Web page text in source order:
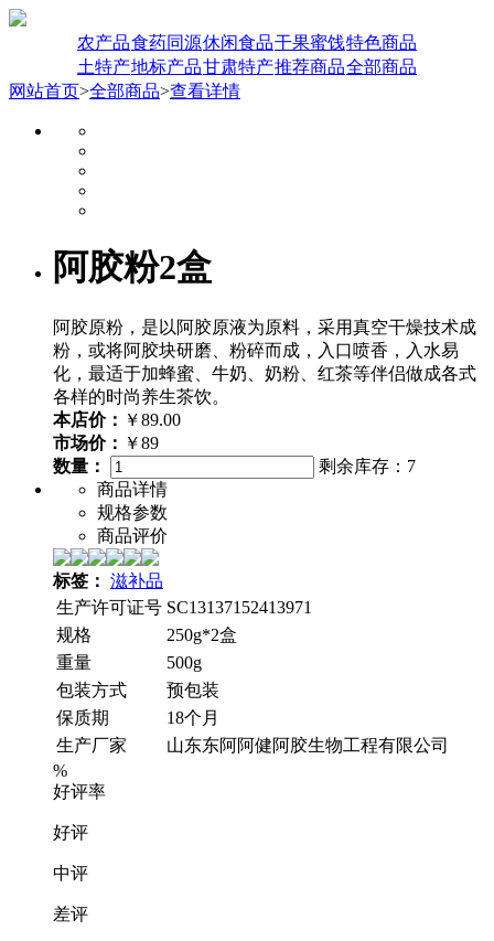
农产品食药同源休闲食品干果蜜饯特色商品
土特产地标产品甘肃特产推荐商品全部商品
网站首页>全部商品>查看详情
阿胶粉2盒
阿胶原粉，是以阿胶原液为原料，采用真空干燥技术成
粉，或将阿胶块研磨、粉碎而成，入口喷香，入水易
化，最适于加蜂蜜、牛奶、奶粉、红茶等伴侣做成各式
各样的时尚养生茶饮。
本店价： ￥89.00
市场价： ￥89
数量：
剩余库存： 7
商品详情
规格参数
商品评价
标签： 滋补品
生产许可证号 SC13137152413971
规格
250g*2盒
重量
500g
包装方式
预包装
保质期
18个月
生产厂家
山东东阿阿健阿胶生物工程有限公司
%
好评率
好评
中评
差评